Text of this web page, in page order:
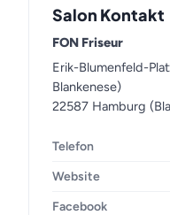
Salon Kontakt
FON Friseur
Erik-Blumenfeld-
Blankenese)
22587 Hamburg
Telefon
Website
Facebook